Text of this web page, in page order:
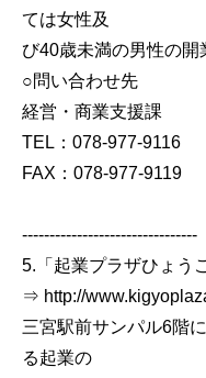
ては女性及
び40歳未満の男性の開
○問い合わせ先
経営・商業支援課
TEL：078-977-9116
FAX：078-977-9119
--------------------------------
5.「起業プラザひょう
⇒ http://
三宮駅前サンパル6階
る起業の